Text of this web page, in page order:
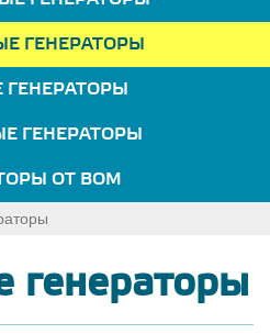
ГЕНЕРАТОРЫ
ГЕНЕРАТОРЫ
ГЕНЕРАТОРЫ
ОТ ВОМ
генераторы